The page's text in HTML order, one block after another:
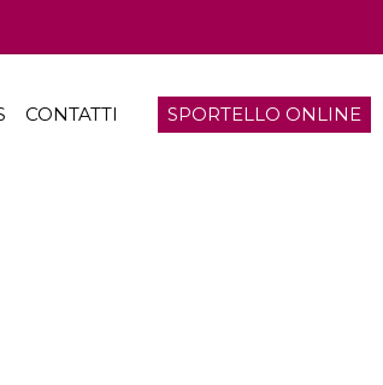
CONTATTI SPORTELLO ONLINE